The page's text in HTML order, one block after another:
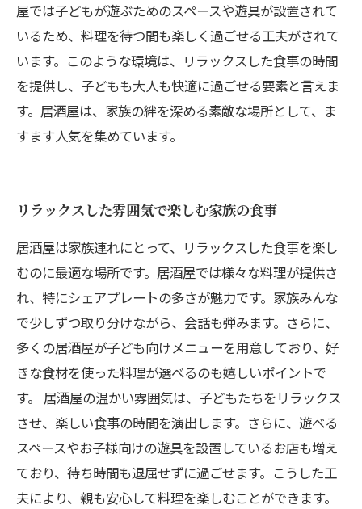
屋では子どもが遊ぶためのスペースや遊具が設置されて
いるため、料理を待つ間も楽しく過ごせる工夫がされて
います。このような環境は、リラックスした食事の時間
を提供し、子どもも大人も快適に過ごせる要素と言えま
す。居酒屋は、家族の絆を深める素敵な場所として、ま
すます人気を集めています。
リラックスした雰囲気で楽しむ家族の食事
居酒屋は家族連れにとって、リラックスした食事を楽し
むのに最適な場所です。居酒屋では様々な料理が提供さ
れ、特にシェアプレートの多さが魅力です。家族みんな
で少しずつ取り分けながら、会話も弾みます。さらに、
多くの居酒屋が子ども向けメニューを用意しており、好
きな食材を使った料理が選べるのも嬉しいポイントで
す。 居酒屋の温かい雰囲気は、子どもたちをリラックス
させ、楽しい食事の時間を演出します。さらに、遊べる
スペースやお子様向けの遊具を設置しているお店も増え
ており、待ち時間も退屈せずに過ごせます。こうした工
夫により、親も安心して料理を楽しむことができます。